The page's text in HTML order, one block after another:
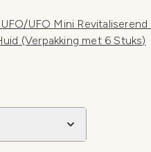
UFO Mini
(Verpakking met 6 Stuks)